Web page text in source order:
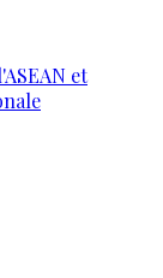
et